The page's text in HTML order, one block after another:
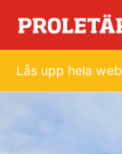
Lås upp hela